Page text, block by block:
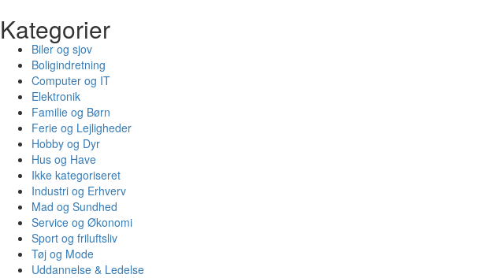
Kategorier
Biler og sjov
Boligindretning
Computer og IT
Elektronik
Familie og Børn
Ferie og Lejligheder
Hobby og Dyr
Hus og Have
Ikke kategoriseret
Industri og Erhverv
Mad og Sundhed
Service og Økonomi
Sport og friluftsliv
Tøj og Mode
Uddannelse & Ledelse